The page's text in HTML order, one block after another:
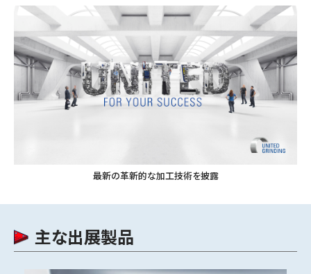
最新の革新的な加工技術を披露
主な出展製品